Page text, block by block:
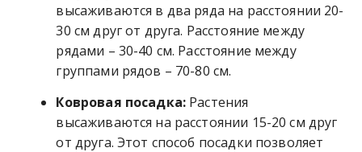
высаживаются в два ряда на расстоянии 20-
30 см друг от друга. Расстояние между
рядами – 30-40 см. Расстояние между
группами рядов – 70-80 см.
Ковровая посадка: Растения
высаживаются на расстоянии 15-20 см друг
от друга. Этот способ посадки позволяет